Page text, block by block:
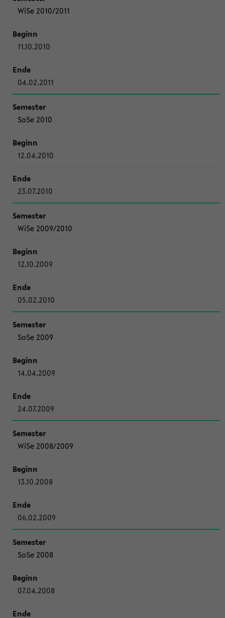
WiSe 2010/2011
11.10.2010
04.02.2011
SoSe 2010
12.04.2010
23.07.2010
WiSe 2009/2010
12.10.2009
05.02.2010
SoSe 2009
14.04.2009
24.07.2009
WiSe 2008/2009
13.10.2008
06.02.2009
SoSe 2008
07.04.2008